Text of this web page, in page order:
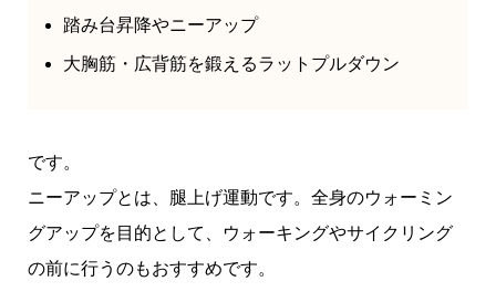
踏み台昇降やニーアップ
大胸筋・広背筋を鍛えるラットプルダウン
です。
ニーアップとは、腿上げ運動です。全身のウォーミン
グアップを目的として、ウォーキングやサイクリング
の前に行うのもおすすめです。